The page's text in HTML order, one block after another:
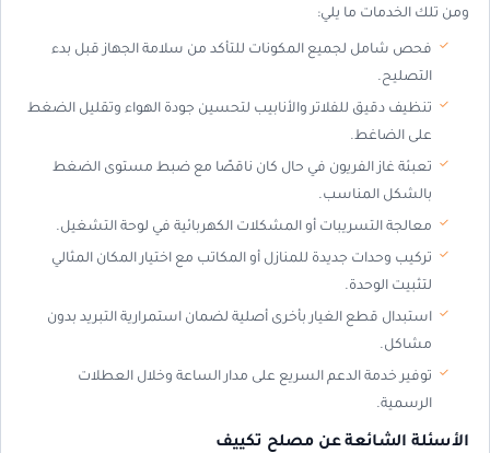
ومن تلك الخدمات ما يلي:
فحص شامل لجميع المكونات للتأكد من سلامة الجهاز قبل بدء
التصليح.
تنظيف دقيق للفلاتر والأنابيب لتحسين جودة الهواء وتقليل الضغط
على الضاغط.
تعبئة غاز الفريون في حال كان ناقصًا مع ضبط مستوى الضغط
بالشكل المناسب.
معالجة التسريبات أو المشكلات الكهربائية في لوحة التشغيل.
تركيب وحدات جديدة للمنازل أو المكاتب مع اختيار المكان المثالي
لتثبيت الوحدة.
استبدال قطع الغيار بأخرى أصلية لضمان استمرارية التبريد بدون
مشاكل.
توفير خدمة الدعم السريع على مدار الساعة وخلال العطلات
الرسمية.
الأسئلة الشائعة عن مصلح تكييف